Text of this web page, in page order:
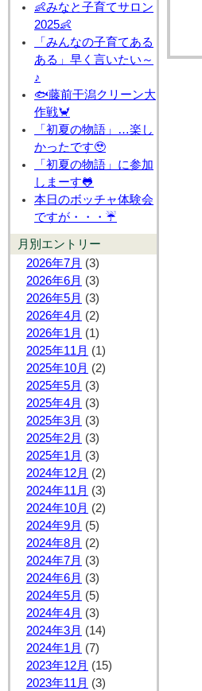
👶みなと子育てサロン
2025👶
「みんなの子育てある
ある」早く言いたい～
♪
🐟藤前干潟クリーン大
作戦🦀
「初夏の物語」…楽し
かったです🥹
「初夏の物語」に参加
しまーす🐸
本日のボッチャ体験会
ですが・・・☔
月別エントリー
2026年7月 (3)
2026年6月 (3)
2026年5月 (3)
2026年4月 (2)
2026年1月 (1)
2025年11月 (1)
2025年10月 (2)
2025年5月 (3)
2025年4月 (3)
2025年3月 (3)
2025年2月 (3)
2025年1月 (3)
2024年12月 (2)
2024年11月 (3)
2024年10月 (2)
2024年9月 (5)
2024年8月 (2)
2024年7月 (3)
2024年6月 (3)
2024年5月 (5)
2024年4月 (3)
2024年3月 (14)
2024年1月 (7)
2023年12月 (15)
2023年11月 (3)